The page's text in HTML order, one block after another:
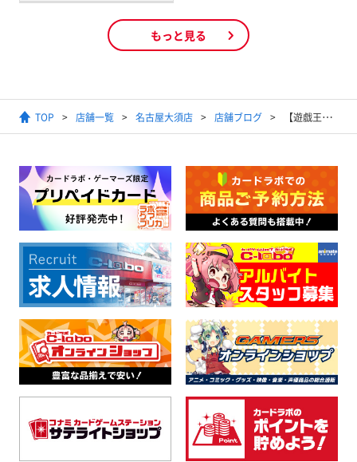
もっと見る
TOP 店舗一覧 名古屋大須店 店舗ブログ 【遊戯王】3/14開催 ランキングデュエル結果発表！！